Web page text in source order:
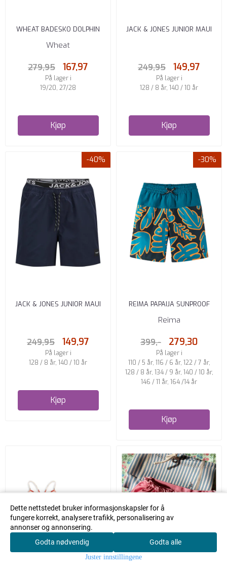
Søk
WHEAT BADESKO DOLPHIN
POWDER FLOWERS AND ...
Wheat
279,95 167,97
På lager i
19/20, 27/28
Kjøp
JACK & JONES JUNIOR MAUI
249,95 149,97
På lager i
128 / 8 år, 140 / 10 år
Kjøp
-40%
JACK & JONES JUNIOR MAUI
249,95 149,97
På lager i
128 / 8 år, 140 / 10 år
Kjøp
-30%
REIMA PAPAIJA SUNPROOF
BADESHORTS NAVY
Reima
399,- 279,30
På lager i
110 / 5 år, 116 / 6 år, 122 / 7 år,
128 / 8 år, 134 / 9 år, 140 / 10 år,
146 / 11 år, 164 /14 år
Kjøp
Dette nettstedet bruker informasjonskapsler for å
fungere korrekt, analysere trafikk, personalisering av
annonser og annonsering.
Godta nødvendig
Godta alle
Juster innstillingene